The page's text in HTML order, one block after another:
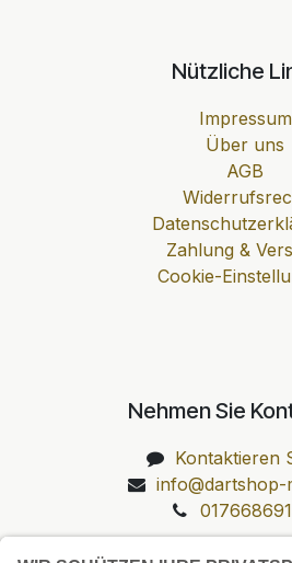
Nützliche
Impressum
Über uns
AGB
Zahlung &
Cookie-
Nehmen Sie
Kontaktieren
info@dartshop-